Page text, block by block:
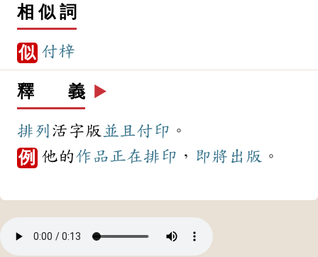
相 似 詞
似 付梓
釋 義 ▶️
排列 活字版 並且付印 。
例 他的作品正在排印 ， 即將 出版 。